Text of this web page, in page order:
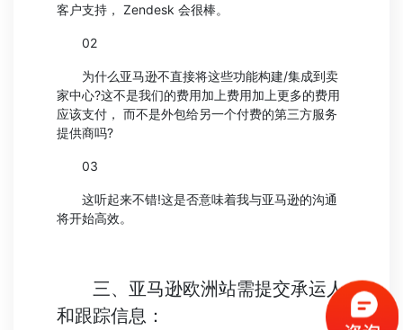
客户支持， Zendesk 会很棒。
02
为什么亚马逊不直接将这些功能构建/集成到卖
家中心?这不是我们的费用加上费用加上更多的费用
应该支付， 而不是外包给另一个付费的第三方服务
提供商吗?
03
这听起来不错!这是否意味着我与亚马逊的沟通
将开始高效。
三、亚马逊欧洲站需提交承运人
和跟踪信息：